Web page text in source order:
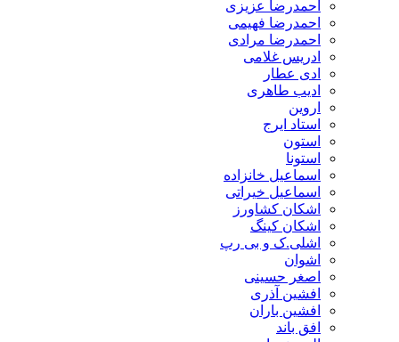
احمدرضا عزیزی
احمدرضا فهیمی
احمدرضا مرادی
ادریس غلامی
ادی عطار
ادیب طاهری
اروین
استاد ایرج
استون
استونا
اسماعیل خانزاده
اسماعیل خیراتی
اشکان کشاورز
اشکان کینگ
اشلی.ک و بی رپ
اشوان
اصغر حسینی
افشین آذری
افشین باران
افق باند